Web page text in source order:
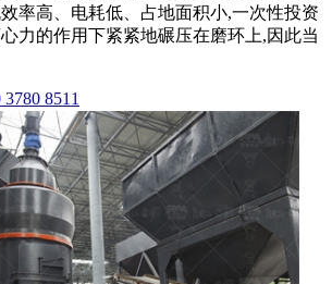
率高、电耗低、占地面积小,一次性投资
力的作用下紧紧地碾压在磨环上,因此当
8511